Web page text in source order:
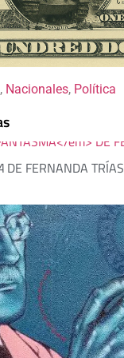
, Nacionales, Política
DE FERNANDA TRÍAS